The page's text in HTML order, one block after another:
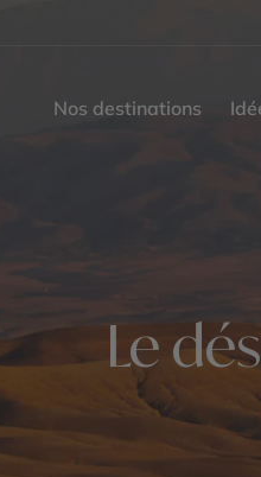
Nos destinations
Le